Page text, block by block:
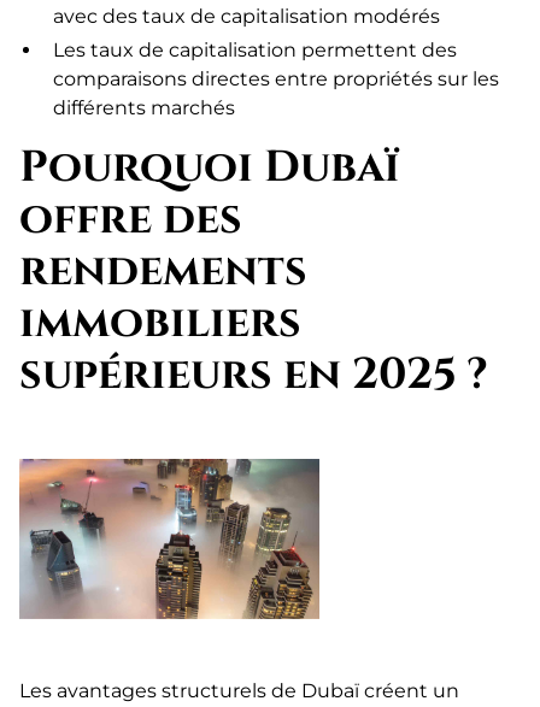
avec des taux de capitalisation modérés
Les taux de capitalisation permettent des
comparaisons directes entre propriétés sur les
différents marchés
Pourquoi Dubaï
offre des
rendements
immobiliers
supérieurs en 2025 ?
Les avantages structurels de Dubaï créent un